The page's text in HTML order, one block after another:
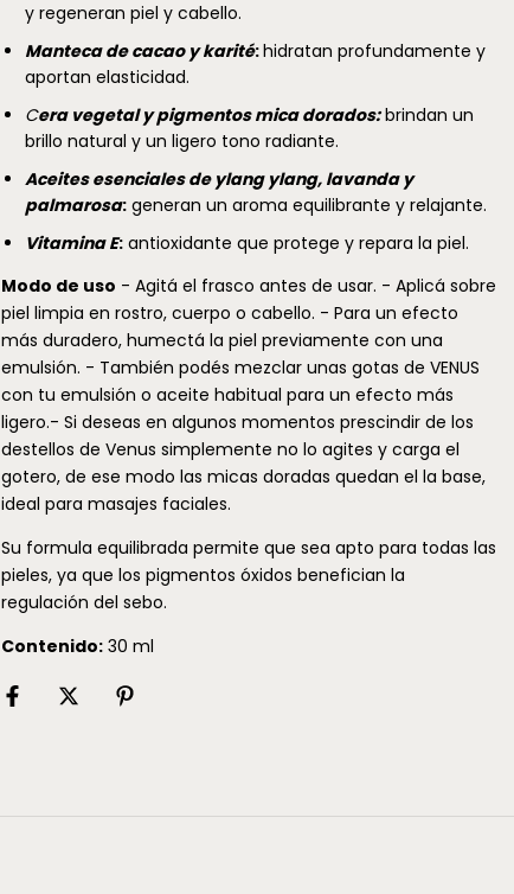
y regeneran piel y cabello.
Manteca de cacao y karité:hidratan profundamente y
aportan elasticidad.
Cera vegetal y pigmentos mica dorados:brindan un
brillo natural y un ligero tono radiante.
Aceites esenciales de ylang ylang, lavanda y
palmarosa: generan un aroma equilibrante y relajante.
Vitamina E: antioxidante que protege y repara la piel.
Modo de uso - Agitá el frasco antes de usar. - Aplicá sobre
piel limpia en rostro, cuerpo o cabello. - Para un efecto
más duradero, humectá la piel previamente con una
emulsión. - También podés mezclar unas gotas de VENUS
con tu emulsión o aceite habitual para un efecto más
ligero.- Si deseas en algunos momentos prescindir de los
destellos de Venus simplemente no lo agites y carga el
gotero, de ese modo las micas doradas quedan el la base,
ideal para masajes faciales.
Su formula equilibrada permite que sea apto para todas las
pieles, ya que los pigmentos óxidos benefician la
regulación del sebo.
Contenido: 30 ml